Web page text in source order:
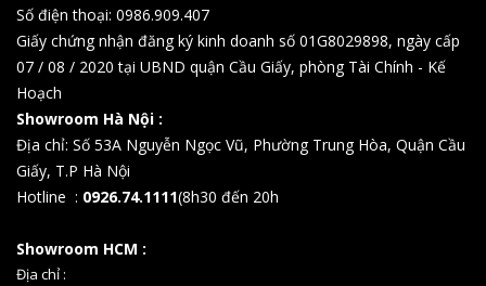
Số điện thoại: 0986.909.407
Giấy chứng nhận đăng ký kinh doanh số 01G8029898, ngày cấp
07 / 08 / 2020 tại UBND quận Cầu Giấy, phòng Tài Chính - Kế
Hoạch
Showroom Hà Nội :
Địa chỉ: Số 53A Nguyễn Ngọc Vũ, Phường Trung Hòa, Quận Cầu
Giấy, T.P Hà Nội
Hotline : 0926.74.1111(8h30 đến 20h
Showroom HCM :
Địa chỉ :